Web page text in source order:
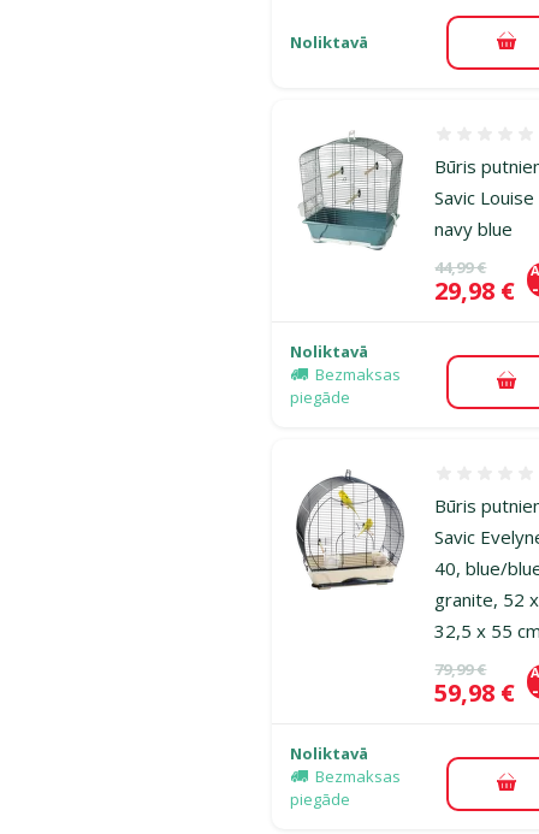
Noliktavā
Būris
Savic
navy blue
Oriģinālā
44,99 €
Cena
29,98 €
Noliktavā
Bezmaksas
piegāde
Būris
Savic
40, blue/
granite, 52 x
32,5 x 55
Oriģinālā
79,99 €
Cena
59,98 €
Noliktavā
Bezmaksas
piegāde